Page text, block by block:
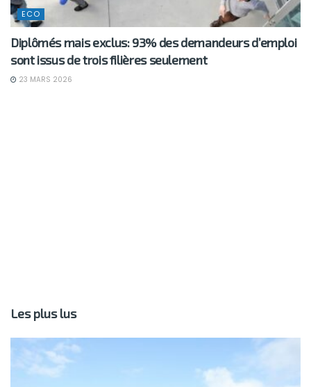
ECO
Diplômés mais exclus: 93% des demandeurs d’emploi
sont issus de trois filières seulement
23 MARS 2026
Les plus lus